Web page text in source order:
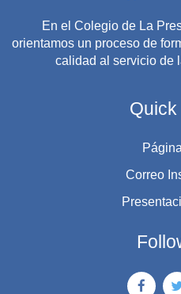
En el Colegio de La
orientamos un proceso de
calidad al servicio de
Correo